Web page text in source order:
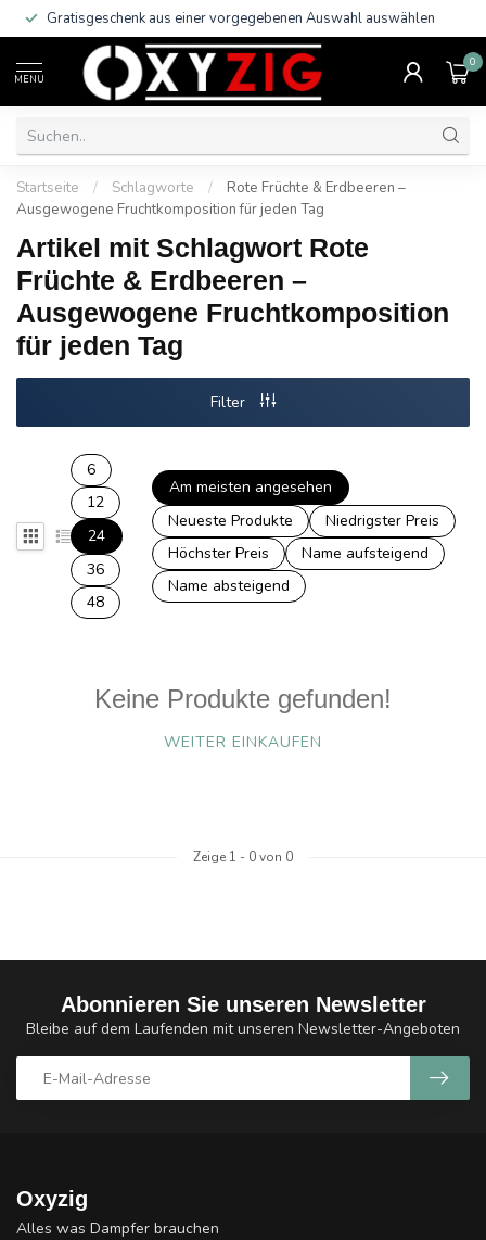
Gratisgeschenk aus einer vorgegebenen Auswahl auswählen
MENU
0
Startseite / Schlagworte /
Rote Früchte & Erdbeeren –
Ausgewogene Fruchtkomposition für jeden Tag
Artikel mit Schlagwort Rote
Früchte & Erdbeeren –
Ausgewogene Fruchtkomposition
für jeden Tag
Filter
6
12
24
36
48
Am meisten angesehen
Neueste Produkte
Niedrigster Preis
Höchster Preis
Name aufsteigend
Name absteigend
Keine Produkte gefunden!
WEITER EINKAUFEN
Zeige 1 - 0von 0
Abonnieren Sie unseren Newsletter
Bleibe auf dem Laufenden mit unseren Newsletter-Angeboten
Oxyzig
Alles was Dampfer brauchen